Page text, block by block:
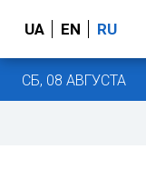
UA EN RU
СБ, 08 АВГУСТА